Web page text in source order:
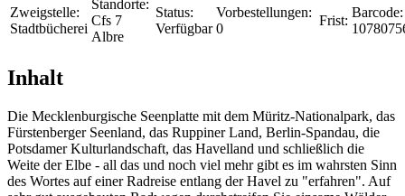
Zweigstelle:
Stadtbücherei
Standorte:
Cfs 7
Albre
Status:
Verfügbar
Vorbestellungen:
0
Frist:
Barcode:
Inhalt
Die Mecklenburgische Seenplatte mit dem Müritz-Nationalpark, das
Fürstenberger Seenland, das Ruppiner Land, Berlin-Spandau, die
Potsdamer Kulturlandschaft, das Havelland und schließlich die
Weite der Elbe - all das und noch viel mehr gibt es im wahrsten Sinn
des Wortes auf einer Radreise entlang der Havel zu "erfahren". Auf